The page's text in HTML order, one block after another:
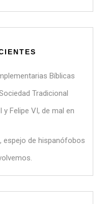
Bíblicas
Tradicional
y Felipe VI, de mal en
espejo de hispanófobos